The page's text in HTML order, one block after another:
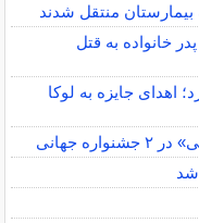
پدر خانواده به قتل
اهدای جایزه به لوکا
جهانی
شد